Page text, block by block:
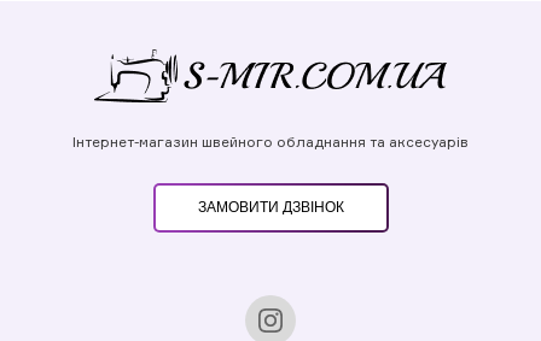
Інтернет-магазин швейного обладнання та аксесуарів
ЗАМОВИТИ ДЗВІНОК